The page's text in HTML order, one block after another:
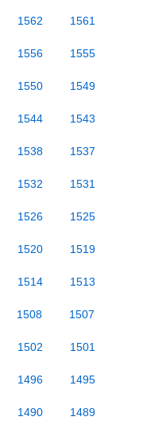
1562 1561
1556 1555
1550 1549
1544 1543
1538 1537
1532 1531
1526 1525
1520 1519
1514 1513
1508 1507
1502 1501
1496 1495
1490 1489